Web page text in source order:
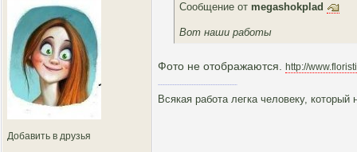
Добавить в друзья
Сообщение от megashokplad
Вот наши работы
Фото не отображаются. http://
Всякая работа легка человеку,